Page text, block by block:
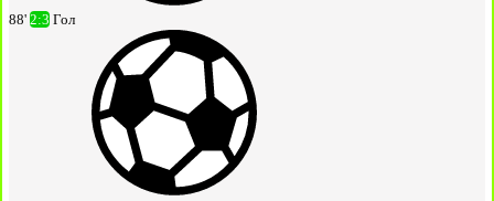
88' 2:3 Гол